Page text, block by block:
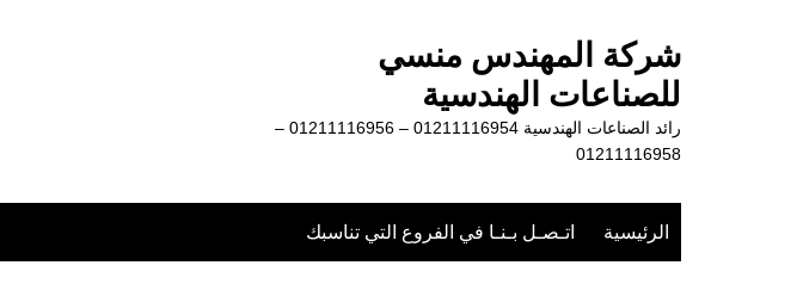
شركة المهندس منسي
للصناعات الهندسية
رائد الصناعات الهندسية 01211116954 – 01211116956 –
01211116958
الرئيسية اتـصـل بـنـا في الفروع التي تناسبك